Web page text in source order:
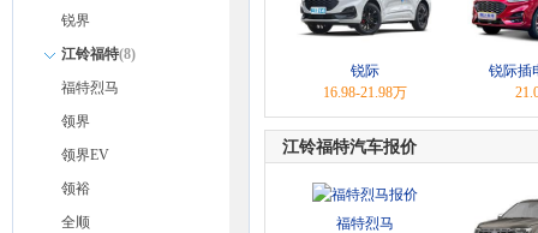
锐界
江铃福特(8)
福特烈马
领界
领界EV
领裕
全顺
锐际
16.98-21.98万
锐际插
江铃福特汽车报价
福特烈马